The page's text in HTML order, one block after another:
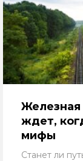
Железная
ждет,
мифы
Станет ли